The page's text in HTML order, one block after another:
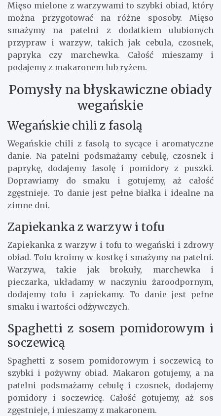
Mięso mielone z warzywami to szybki obiad, który
można przygotować na różne sposoby. Mięso
smażymy na patelni z dodatkiem ulubionych
przypraw i warzyw, takich jak cebula, czosnek,
papryka czy marchewka. Całość mieszamy i
podajemy z makaronem lub ryżem.
Pomysły na błyskawiczne obiady
wegańskie
Wegańskie chili z fasolą
Wegańskie chili z fasolą to sycące i aromatyczne
danie. Na patelni podsmażamy cebulę, czosnek i
paprykę, dodajemy fasolę i pomidory z puszki.
Doprawiamy do smaku i gotujemy, aż całość
zgęstnieje. To danie jest pełne białka i idealne na
zimne dni.
Zapiekanka z warzyw i tofu
Zapiekanka z warzyw i tofu to wegański i zdrowy
obiad. Tofu kroimy w kostkę i smażymy na patelni.
Warzywa, takie jak brokuły, marchewka i
pieczarka, układamy w naczyniu żaroodpornym,
dodajemy tofu i zapiekamy. To danie jest pełne
smaku i wartości odżywczych.
Spaghetti z sosem pomidorowym i
soczewicą
Spaghetti z sosem pomidorowym i soczewicą to
szybki i pożywny obiad. Makaron gotujemy, a na
patelni podsmażamy cebulę i czosnek, dodajemy
pomidory i soczewicę. Całość gotujemy, aż sos
zgęstnieje, i mieszamy z makaronem.